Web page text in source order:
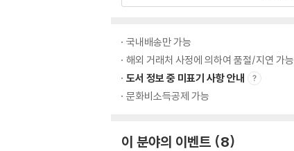
국내배송만 가능
해외 거래처 사정에 의하여 품절/지연 가능
도서 정보 중 미표기 사항 안내
문화비소득공제 가능
이 분야의 이벤트 8